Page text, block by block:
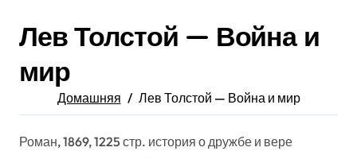
Лев Толстой — Война и
мир
Домашняя Лев Толстой — Война и мир
Роман, 1869, 1225 стр. история о дружбе и вере